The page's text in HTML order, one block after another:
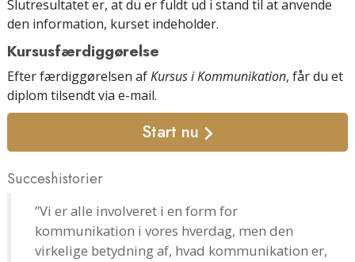
Slutresultatet er, at du er fuldt ud i stand til at anvende
den information, kurset indeholder.
Kursusfærdiggørelse
Efter færdiggørelsen afKursus i Kommunikation, får du et
diplom tilsendtvia e-mail.
Start nu
Succeshistorier
”Vi er alle involveret i en form for
kommunikation i vores hverdag, men den
virkelige betydning af, hvad kommunikation er,